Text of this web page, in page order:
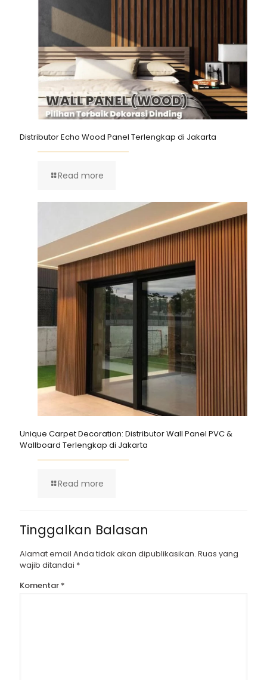
Distributor Echo Wood Panel Terlengkap di Jakarta
Read more
Unique Carpet Decoration: Distributor Wall Panel PVC &
Wallboard Terlengkap di Jakarta
Read more
Tinggalkan Balasan
Alamat email Anda tidak akan dipublikasikan. Ruas yang
wajib ditandai *
Komentar *